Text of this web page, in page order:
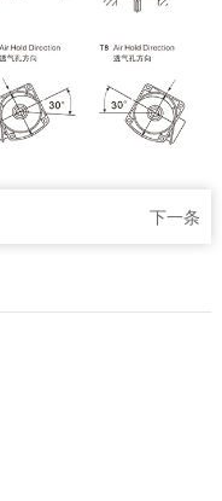
下一条